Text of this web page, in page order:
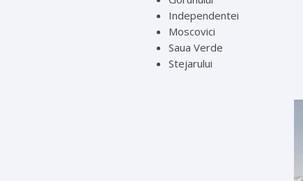
Independentei
Moscovici
Saua Verde
Stejarului